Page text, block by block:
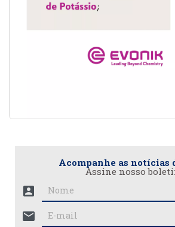
Acompanhe as notícias
Assine nosso
account_box
mail